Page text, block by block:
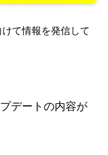
て情報を発信して
デートの内容が